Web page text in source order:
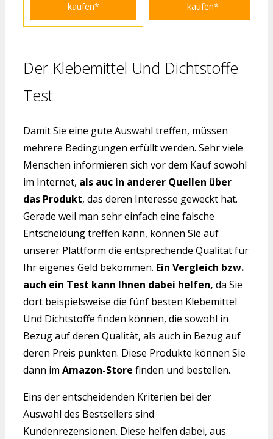
kaufen*
kaufen*
Der Klebemittel Und Dichtstoffe
Test
Damit Sie eine gute Auswahl treffen, müssen
mehrere Bedingungen erfüllt werden. Sehr viele
Menschen informieren sich vor dem Kauf sowohl
im Internet, als auc in anderer Quellen über
das Produkt, das deren Interesse geweckt hat.
Gerade weil man sehr einfach eine falsche
Entscheidung treffen kann, können Sie auf
unserer Plattform die entsprechende Qualität für
Ihr eigenes Geld bekommen. Ein Vergleich bzw.
auch ein Test kann Ihnen dabei helfen, da Sie
dort beispielsweise die fünf besten Klebemittel
Und Dichtstoffe finden können, die sowohl in
Bezug auf deren Qualität, als auch in Bezug auf
deren Preis punkten. Diese Produkte können Sie
dann im Amazon-Store finden und bestellen.
Eins der entscheidenden Kriterien bei der
Auswahl des Bestsellers sind
Kundenrezensionen. Diese helfen dabei, aus